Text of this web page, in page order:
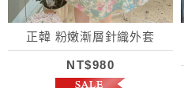
正韓 粉嫩漸層針織外套
NT$980